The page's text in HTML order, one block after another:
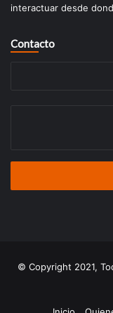
interactuar desde
Contacto
© Copyright 2021,